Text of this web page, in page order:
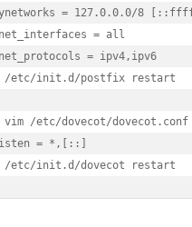
= 127.0.0.0/8
= all
= ipv4,ipv6
/etc/init.d/postfix restart
= *,[::]
/etc/init.d/dovecot restart